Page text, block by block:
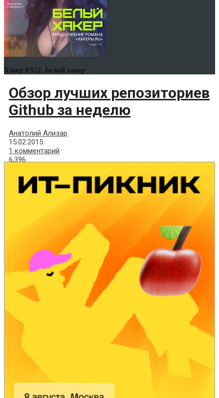
Хакер #322. Белый хакер
Обзор лучших репозиториев
Github за неделю
Анатолий Ализар
15.02.2015
1 комментарий
6,396